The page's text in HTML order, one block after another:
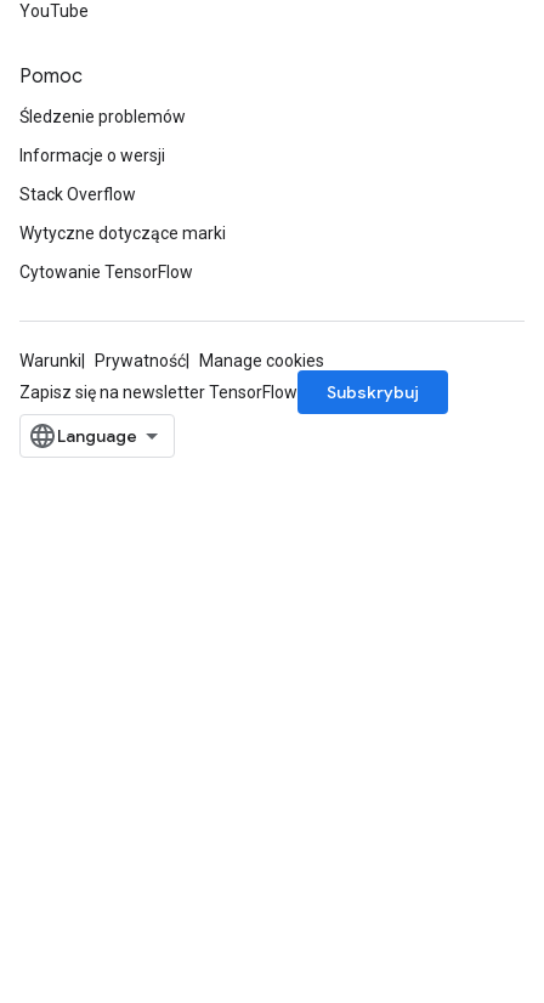
YouTube
Pomoc
Śledzenie problemów
Informacje o wersji
Stack Overflow
Wytyczne dotyczące marki
Cytowanie TensorFlow
Warunki Prywatność
Manage cookies
Zapisz się na newsletter TensorFlow
Subskrybuj